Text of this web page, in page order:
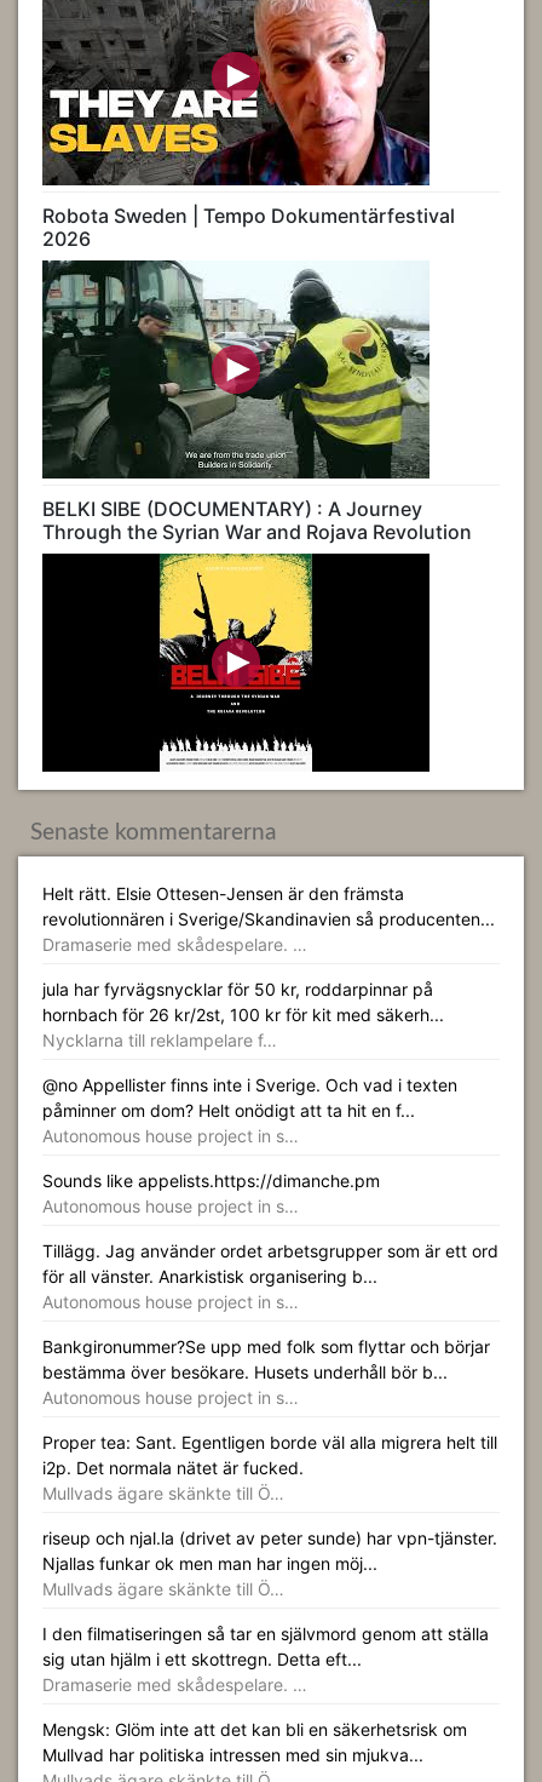
Robota Sweden | Tempo Dokumentärfestival
2026
BELKI SIBE (DOCUMENTARY) : A Journey
Through the Syrian War and Rojava Revolution
Senaste kommentarerna
Helt rätt. Elsie Ottesen-Jensen är den främsta
revolutionnären i Sverige/Skandinavien så producenten...
Dramaserie med skådespelare. …
jula har fyrvägsnycklar för 50 kr, roddarpinnar på
hornbach för 26 kr/2st, 100 kr för kit med säkerh...
Nycklarna till reklampelare f…
@no Appellister finns inte i Sverige. Och vad i texten
påminner om dom? Helt onödigt att ta hit en f...
Autonomous house project in s…
Sounds like appelists.https://dimanche.pm
Autonomous house project in s…
Tillägg. Jag använder ordet arbetsgrupper som är ett ord
för all vänster. Anarkistisk organisering b...
Autonomous house project in s…
Bankgironummer?Se upp med folk som flyttar och börjar
bestämma över besökare. Husets underhåll bör b...
Autonomous house project in s…
Proper tea: Sant. Egentligen borde väl alla migrera helt till
i2p. Det normala nätet är fucked.
Mullvads ägare skänkte till Ö…
riseup och njal.la (drivet av peter sunde) har vpn-tjänster.
Njallas funkar ok men man har ingen möj...
Mullvads ägare skänkte till Ö…
I den filmatiseringen så tar en självmord genom att ställa
sig utan hjälm i ett skottregn. Detta eft...
Dramaserie med skådespelare. …
Mengsk: Glöm inte att det kan bli en säkerhetsrisk om
Mullvad har politiska intressen med sin mjukva...